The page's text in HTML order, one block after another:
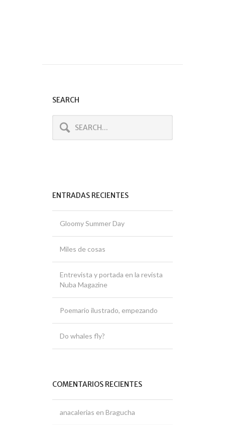
SEARCH
ENTRADAS RECIENTES
Gloomy Summer Day
Miles de cosas
Entrevista y portada en la revista
Nuba Magazine
Poemario ilustrado, empezando
Do whales fly?
COMENTARIOS RECIENTES
anacalerias en Bragucha